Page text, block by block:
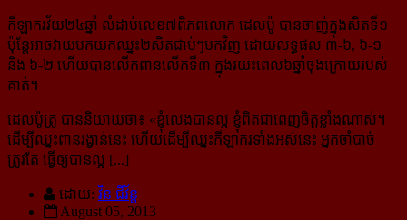
កីឡាករវ័យ២៤ឆ្នាំ លំដាប់លេខ៧ពិភពលោក ដេលប៉ូ បានចាញ់ក្នុងសិតទី១
ប៉ុន្តែអាចវាយបកយកឈ្នះ២សិតជាប់ៗ​មកវិញ ដោយលទ្ធផល ៣-៦, ៦-១
និង ៦-២ ហើយបានលើកពានលើកទី៣ ក្នុងរយះពេល៦ឆ្នាំចុងក្រោយរបស់
គាត់។
ដេលប៉ូត្រូ បាននិយាយថា៖ «ខ្ញុំលេងបានល្អ ខ្ញុំពិតជាពេញចិត្តខ្លាំងណាស់។
ដើម្បីឈ្នះពានរង្វាន់នេះ ហើយដើម្បីឈ្នះ​កីឡាករទាំងអស់នេះ អ្នកចាំបាច់
ត្រូវតែ ធ្វើឲ្យបានល្អ [...]
ដោយ: វិន ជីវ័ន្ត
August 05, 2013